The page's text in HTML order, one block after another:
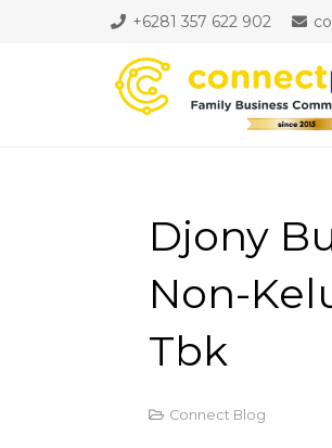
+6281 357 622 902
Djony
Non-
Tbk
Connect Blog